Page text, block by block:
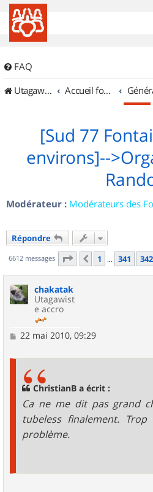
FAQ
UtagawaVTT (Randos VTT et VTTAE avec traces GPS)
Accueil forum
[Sud 77
environs]--
Modérateur : Modérateurs des
Répondre
6612 messages Page 343 sur662
Précédent
1 … 341 342
chakatak
Utagawist
e accro
M
22 mai 2010, 09:29
ChristianB a écrit :
Ca ne me dit pas grand
tubeless finalement.
problème.